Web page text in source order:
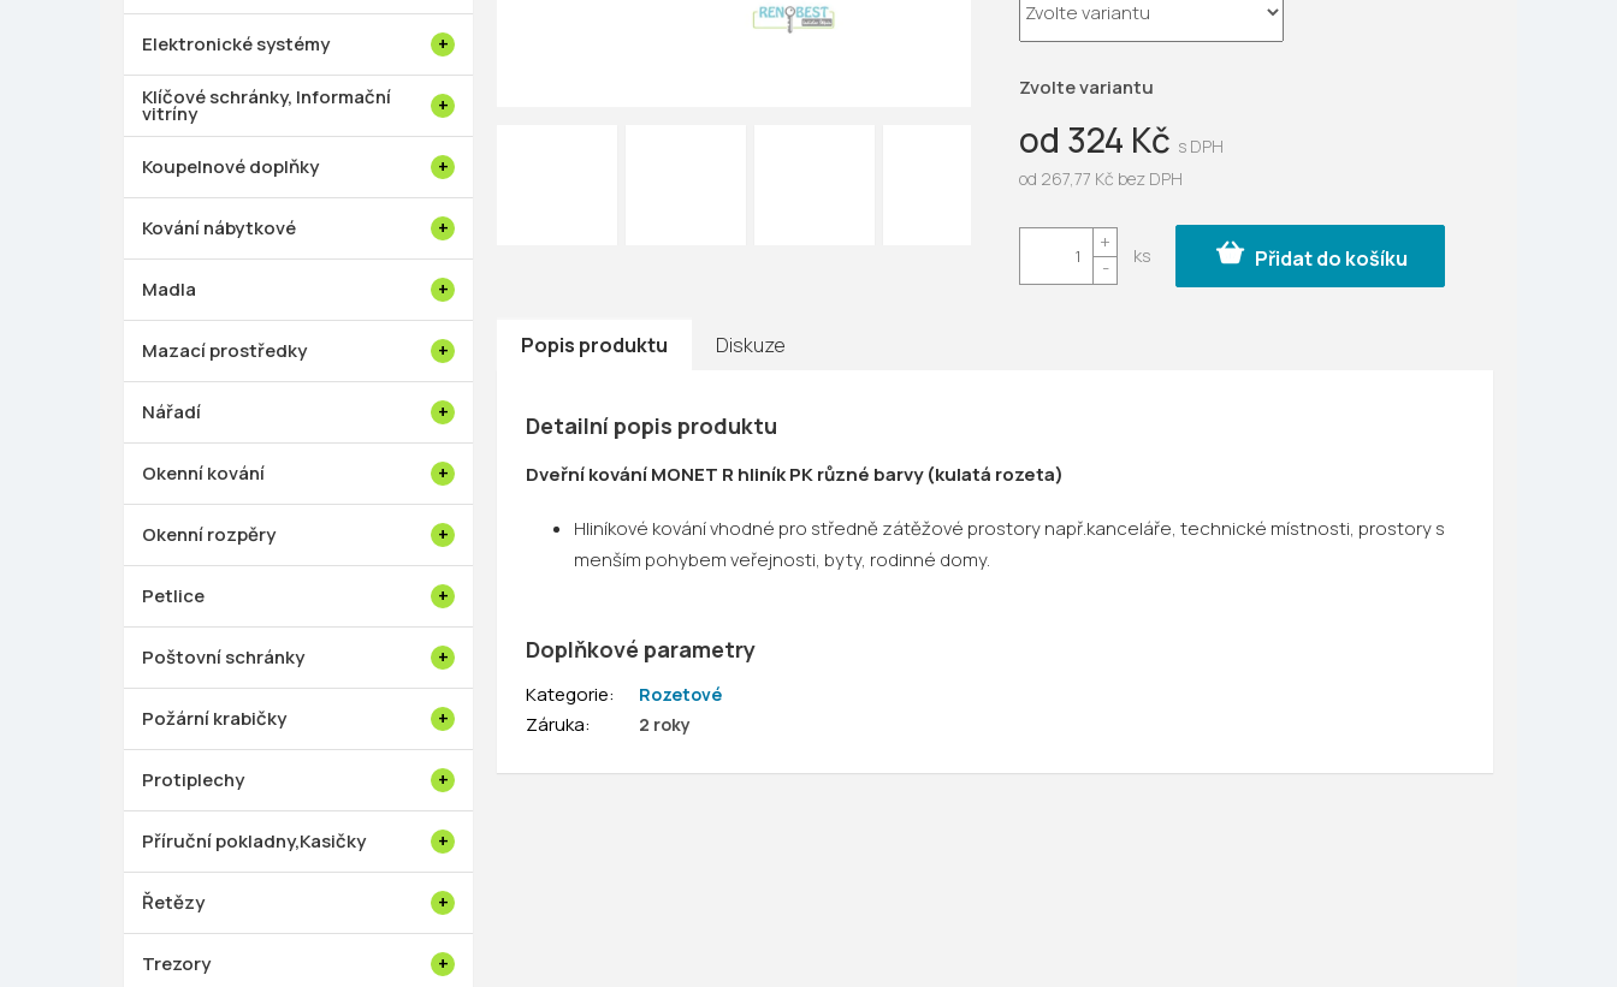
n
l
Elektronické systémy
Klíčové schránky, Informační
vitríny
Koupelnové doplňky
Kování nábytkové
Madla
Mazací prostředky
Nářadí
Okenní kování
Okenní rozpěry
Petlice
Poštovní schránky
Požární krabičky
Protiplechy
Příruční pokladny,Kasičky
Řetězy
Trezory
5
hvězdiček.
od 324 Kč
od 267,77 Kč bez DPH
cena:
Zvolte variantu
Přidat do košíku
Popis produktu Diskuze
Detailní popis produktu
Dveřní kování MONET R hliník PK různé barvy (kulatá rozeta)
Hliníkové kování vhodné pro středně zátěžové prostory např.kanceláře, technické místnosti, prostory s
menším pohybem veřejnosti, byty, rodinné domy.
Doplňkové parametry
Kategorie: Rozetové
Záruka: 2 roky